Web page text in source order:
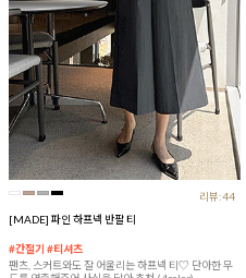
리뷰:44
[MADE] 파인 하프넥 반팔 티
#간절기 #티셔츠
팬츠, 스커트와도 잘 어울리는 하프넥 티♡ 단아한 무